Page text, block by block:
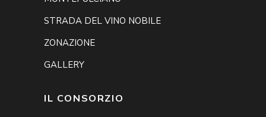
STRADA DEL VINO NOBILE
ZONAZIONE
GALLERY
IL CONSORZIO